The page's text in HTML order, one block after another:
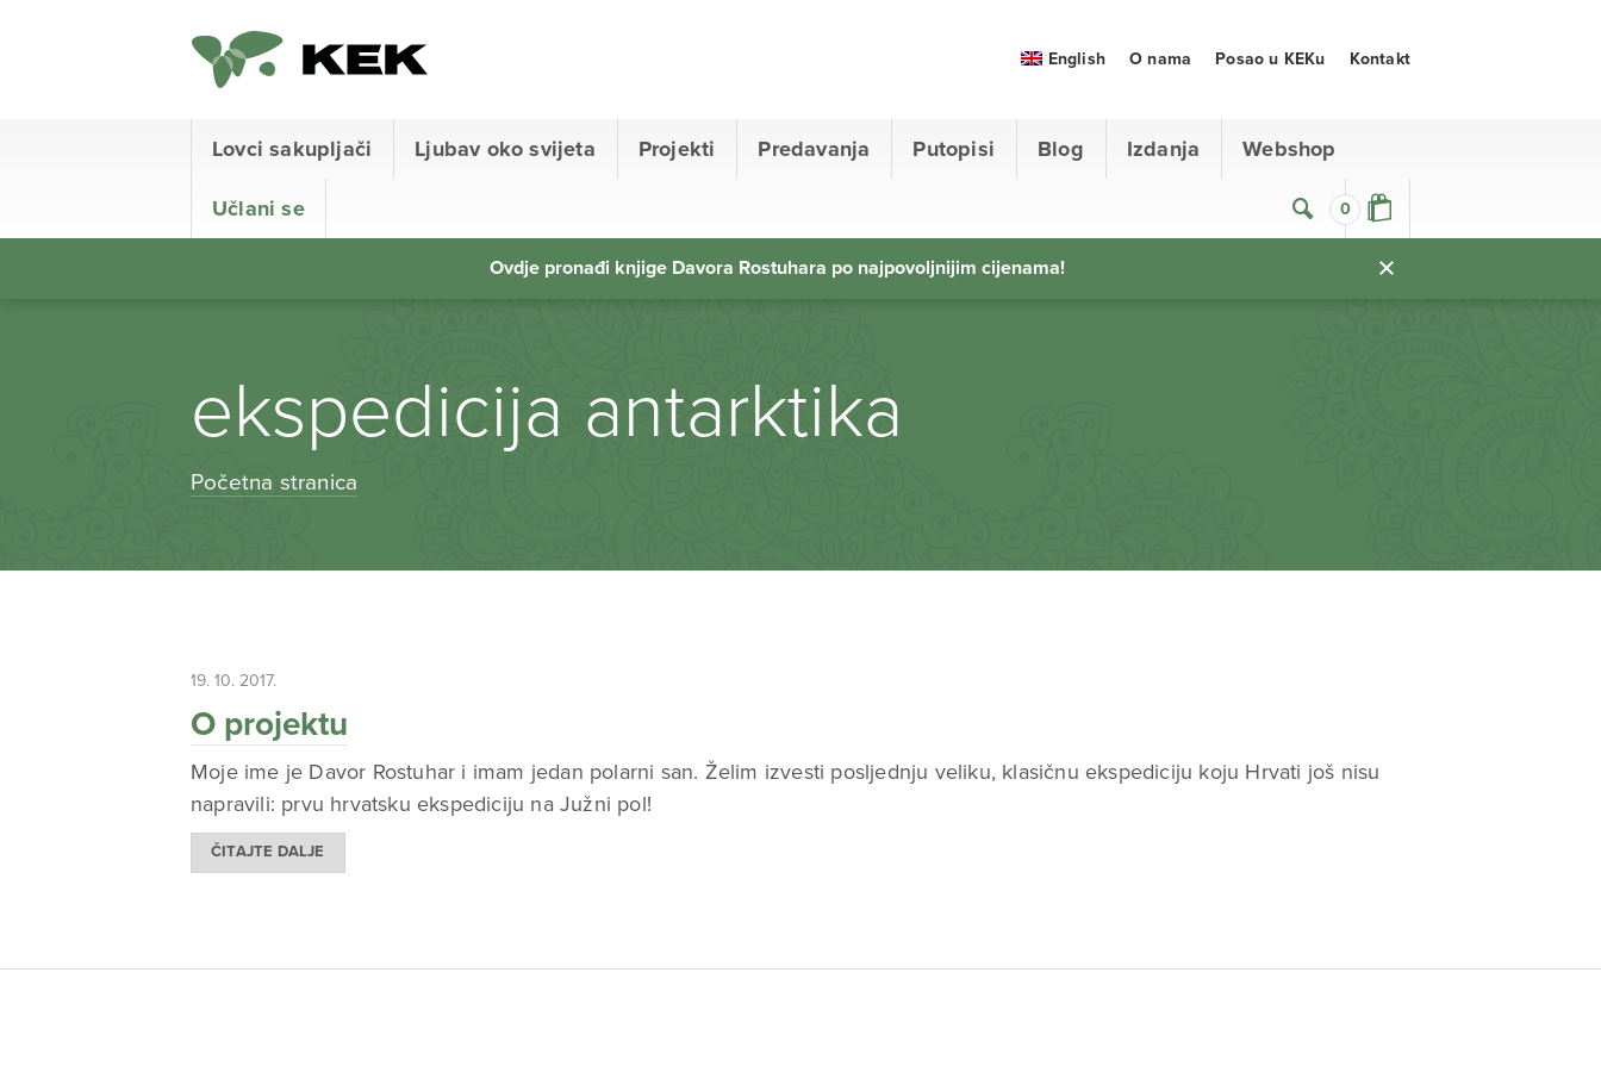
0
Lovci sakupljači Ljubav oko svijeta Projekti Predavanja Putopisi Blog Izdanja Webshop
Učlani se
English O nama Posao u KEKu Kontakt
Ovdje pronađi knjige Davora Rostuhara po najpovoljnijim cijenama!
ekspedicija antarktika
Početna stranica
19. 10. 2017.
O projektu
Moje ime je Davor Rostuhar i imam jedan polarni san. Želim izvesti posljednju veliku, klasičnu ekspediciju koju Hrvati još nisu
napravili: prvu hrvatsku ekspediciju na Južni pol!
ČITAJTE DALJE